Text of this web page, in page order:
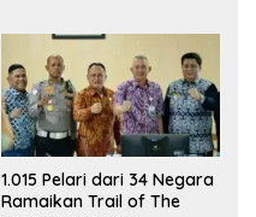
1.015 Pelari dari 34 Negara
Ramaikan Trail of The